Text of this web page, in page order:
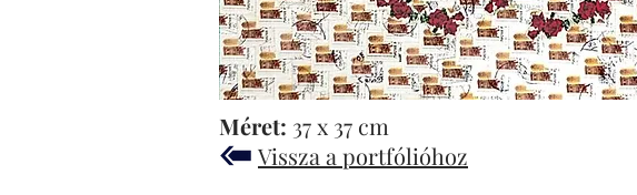
Méret: 37 x 37 cm
Vissza a portfólióhoz